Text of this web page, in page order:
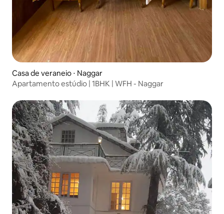
Casa de veraneio ⋅ Naggar
Apartamento estúdio | 1BHK | WFH - Naggar